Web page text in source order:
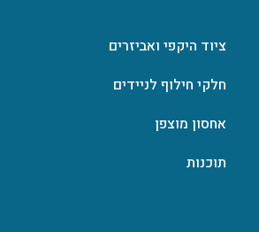
ציוד היקפי ואביזרים
חלקי חילוף לניידים
אחסון מוצפן
תוכנות